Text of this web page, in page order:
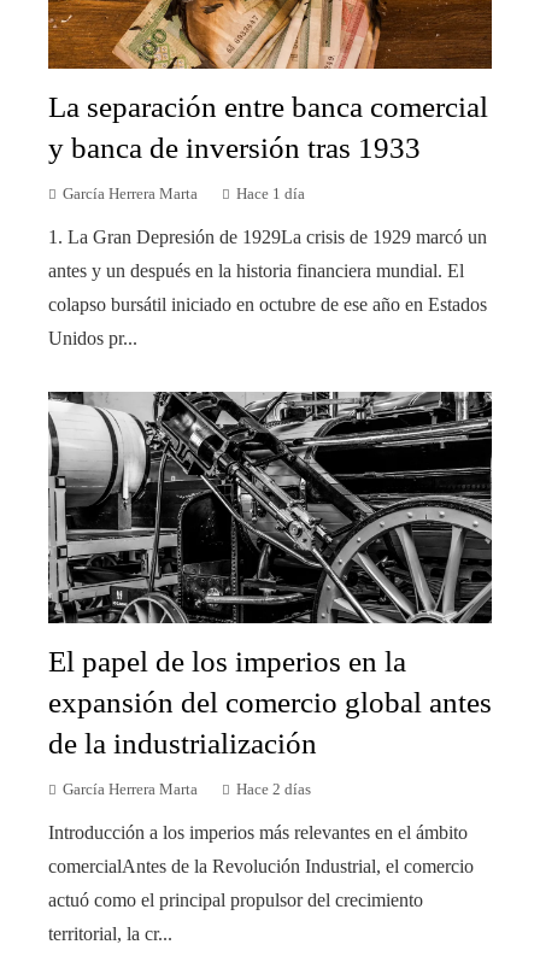
La separación entre banca comercial
y banca de inversión tras 1933
García Herrera Marta Hace 1 día
1. La Gran Depresión de 1929La crisis de 1929 marcó un
antes y un después en la historia financiera mundial. El
colapso bursátil iniciado en octubre de ese año en Estados
Unidos pr...
El papel de los imperios en la
expansión del comercio global antes
de la industrialización
García Herrera Marta Hace 2 días
Introducción a los imperios más relevantes en el ámbito
comercialAntes de la Revolución Industrial, el comercio
actuó como el principal propulsor del crecimiento
territorial, la cr...